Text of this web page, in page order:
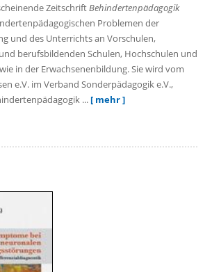
ZeitschriftBehindertenpädagogik
Problemen der
und des Unterrichts an Vorschulen,
berufsbildenden Schulen, Hochschulen und
in der Erwachsenenbildung. Sie wird vom
e.V. im Verband Sonderpädagogik e.V.,
...[ mehr ]